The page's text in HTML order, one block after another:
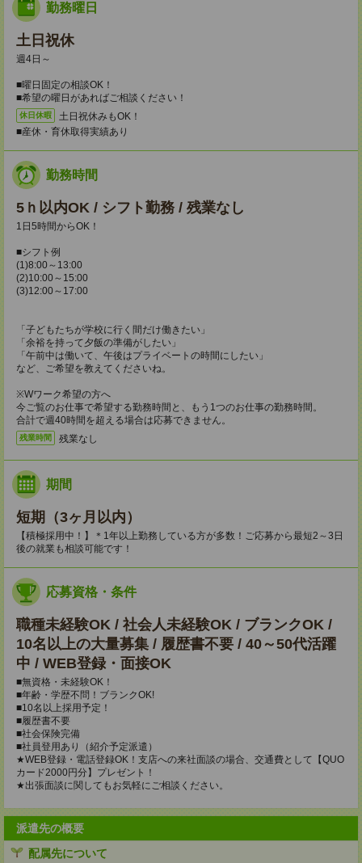
勤務曜日
土日祝休
週4日～
■曜日固定の相談OK！
■希望の曜日があればご相談ください！
休日休暇
土日祝休みもOK！
■産休・育休取得実績あり
勤務時間
5ｈ以内OK / シフト勤務 / 残業なし
1日5時間からOK！
■シフト例
(1)8:00～13:00
(2)10:00～15:00
(3)12:00～17:00
「子どもたちが学校に行く間だけ働きたい」
「余裕を持って夕飯の準備がしたい」
「午前中は働いて、午後はプライベートの時間にしたい」
など、ご希望を教えてくださいね。
※Wワーク希望の方へ
今ご覧のお仕事で希望する勤務時間と、もう1つのお仕事の勤務時間。
合計で週40時間を超える場合は応募できません。
残業時間 残業なし
期間
短期（3ヶ月以内）
【積極採用中！】＊1年以上勤務している方が多数！ご応募から最短2～3日
後の就業も相談可能です！
応募資格・条件
職種未経験OK / 社会人未経験OK / ブランクOK /
10名以上の大量募集 / 履歴書不要 / 40～50代活躍
中 / WEB登録・面接OK
■無資格・未経験OK！
■年齢・学歴不問！ブランクOK!
■10名以上採用予定！
■履歴書不要
■社会保険完備
■社員登用あり（紹介予定派遣）
★WEB登録・電話登録OK！支店への来社面談の場合、交通費として【QUO
カード2000円分】プレゼント！
★出張面談に関してもお気軽にご相談ください。
派遣先の概要
配属先について